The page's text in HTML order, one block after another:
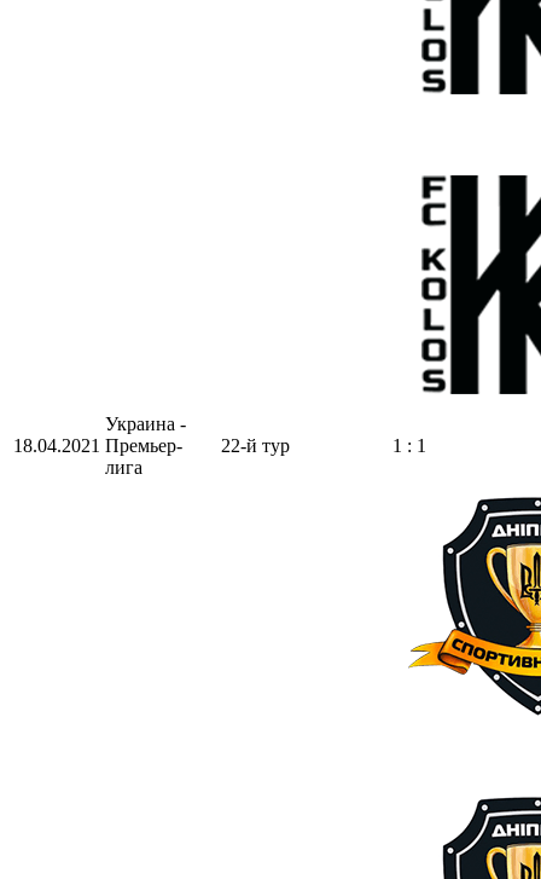
18.04.2021
Украина -
Премьер-
лига
22-й тур 1 : 1